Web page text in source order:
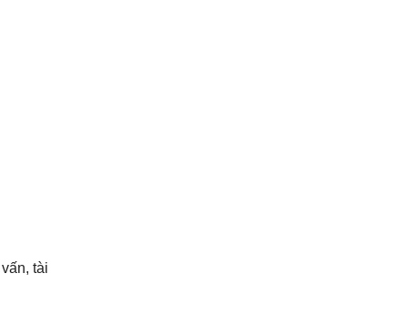
tài